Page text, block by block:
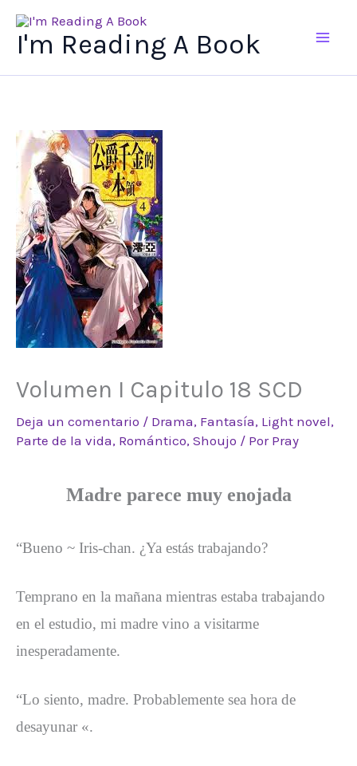
I'm Reading A Book
Volumen I Capitulo 18 SCD
Deja un comentario / Drama, Fantasía, Light novel,
Parte de la vida, Romántico, Shoujo / Por Pray
Madre parece muy enojada
“Bueno ~ Iris-chan. ¿Ya estás trabajando?
Temprano en la mañana mientras estaba trabajando
en el estudio, mi madre vino a visitarme
inesperadamente.
“Lo siento, madre. Probablemente sea hora de
desayunar «.